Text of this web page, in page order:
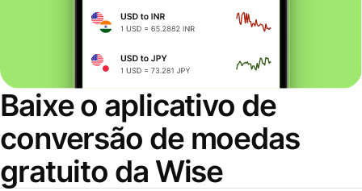
Baixe o aplicativo de
conversão de moedas
gratuito da Wise